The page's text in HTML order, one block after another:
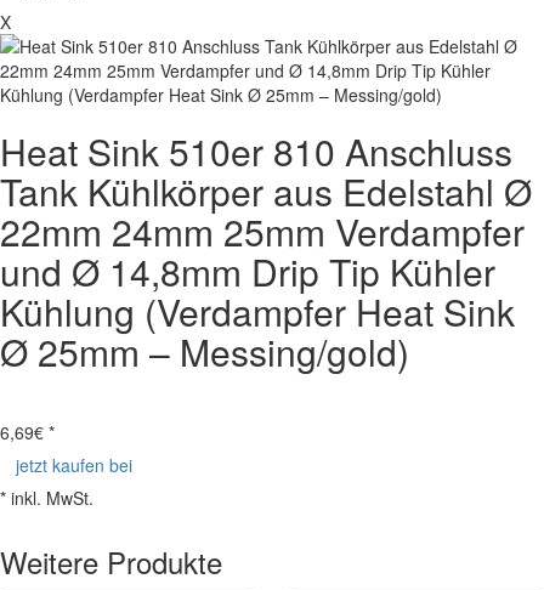
X
Heat Sink 510er 810 Anschluss
Tank Kühlkörper aus Edelstahl Ø
22mm 24mm 25mm Verdampfer
und Ø 14,8mm Drip Tip Kühler
Kühlung (Verdampfer Heat Sink
Ø 25mm – Messing/gold)
6,69€ *
jetzt kaufen bei
* inkl. MwSt.
Weitere Produkte